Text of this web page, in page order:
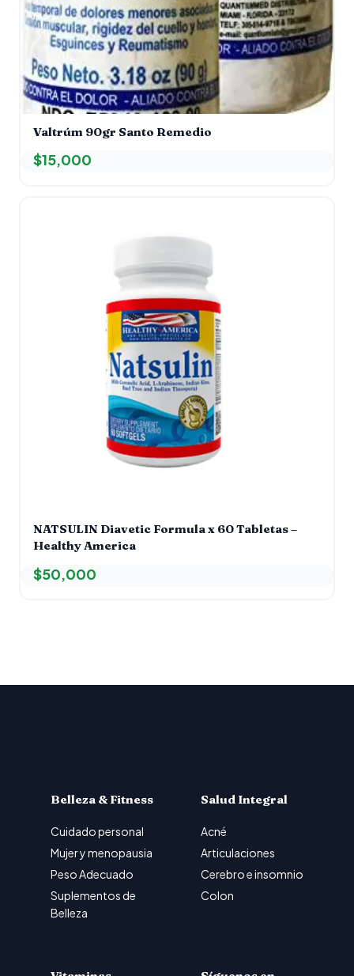
Valtrúm 90gr Santo Remedio
$15,000
NATSULIN Diavetic Formula x 60 Tabletas –
Healthy America
$50,000
Belleza & Fitness
Cuidado personal
Mujer y menopausia
Peso Adecuado
Suplementos de
Belleza
Salud Integral
Acné
Articulaciones
Cerebro e insomnio
Colon